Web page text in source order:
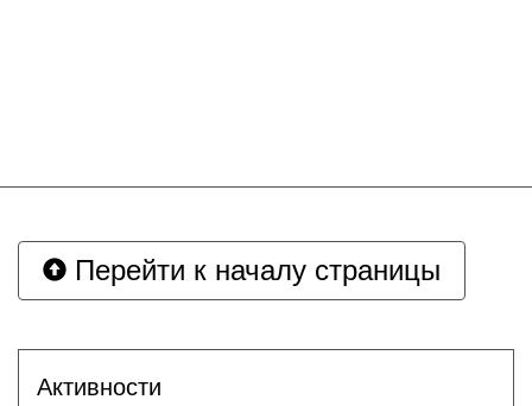
Перейти к началу страницы
Активности